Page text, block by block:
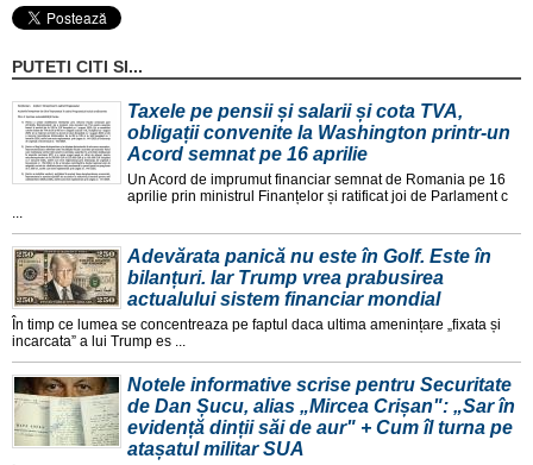
PUTETI CITI SI...
Taxele pe pensii și salarii și cota TVA,
obligații convenite la Washington printr-un
Acord semnat pe 16 aprilie
Un Acord de imprumut financiar semnat de Romania pe 16
aprilie prin ministrul Finanțelor și ratificat joi de Parlament c
...
Adevărata panică nu este în Golf. Este în
bilanțuri. Iar Trump vrea prabusirea
actualului sistem financiar mondial
În timp ce lumea se concentreaza pe faptul daca ultima amenințare „fixata și
incarcata” a lui Trump es ...
Notele informative scrise pentru Securitate
de Dan Șucu, alias „Mircea Crișan": „Sar în
evidență dinții săi de aur" + Cum îl turna pe
atașatul militar SUA